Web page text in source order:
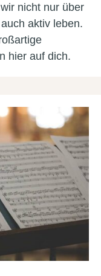
nicht nur über
aktiv leben.
hier auf dich.